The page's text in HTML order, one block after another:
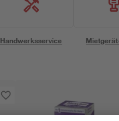
Handwerksservice